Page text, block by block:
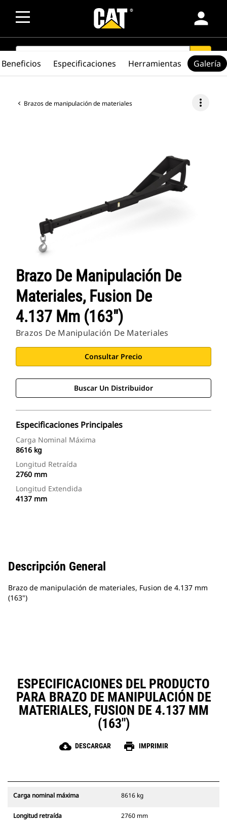
person
SEARCH search
Brazos de manipulación de materiales more_vert
Brazo De Manipulación De
Materiales, Fusion De
4.137 Mm (163")
Brazos De Manipulación De Materiales
Consultar Precio
Buscar Un Distribuidor
Especificaciones Principales
Carga Nominal Máxima
8616 kg
Longitud Retraída
2760 mm
Longitud Extendida
4137 mm
Beneficios Especificaciones Herramientas Galería
Descripción General
Brazo de manipulación de materiales, Fusion de 4.137 mm
(163")
ESPECIFICACIONES DEL PRODUCTO
PARA BRAZO DE MANIPULACIÓN DE
MATERIALES, FUSION DE 4.137 MM
(163")
cloud_download DESCARGAR print IMPRIMIR
Carga nominal máxima 8616 kg
Longitud retraída 2760 mm